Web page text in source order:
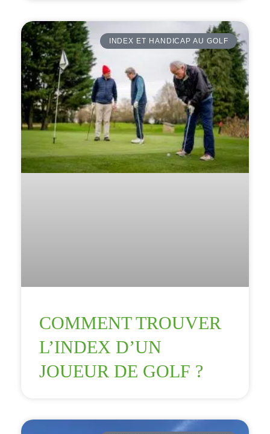
INDEX ET HANDICAP AU GOLF
COMMENT TROUVER
L’INDEX D’UN
JOUEUR DE GOLF ?